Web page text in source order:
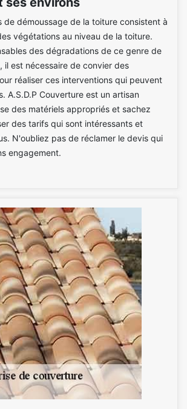
de démoussage de la toiture consistent à
végétations au niveau de la toiture.
des dégradations de ce genre de
il est nécessaire de convier des
réaliser ces interventions qui peuvent
A.S.D.P Couverture est un artisan
des matériels appropriés et sachez
des tarifs qui sont intéressants et
N'oubliez pas de réclamer le devis qui
engagement.